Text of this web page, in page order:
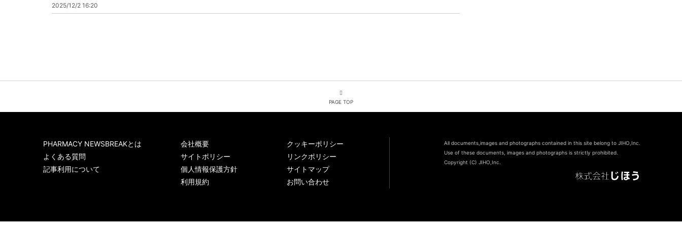
2025/12/2 16:20
PAGE TOP
PHARMACY NEWSBREAKとは
よくある質問
記事利用について
会社概要
サイトポリシー
個人情報保護方針
利用規約
クッキーポリシー
リンクポリシー
サイトマップ
お問い合わせ
All documents,images and photographs contained in this site belong to JIHO,Inc.
Use of these documents, images and photographs is strictly prohibited.
Copyright (C) JIHO,Inc.